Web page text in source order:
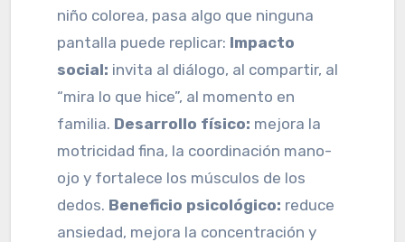
niño colorea, pasa algo que ninguna
pantalla puede replicar: Impacto
social: invita al diálogo, al compartir, al
“mira lo que hice”, al momento en
familia. Desarrollo físico: mejora la
motricidad fina, la coordinación mano-
ojo y fortalece los músculos de los
dedos. Beneficio psicológico: reduce
ansiedad, mejora la concentración y